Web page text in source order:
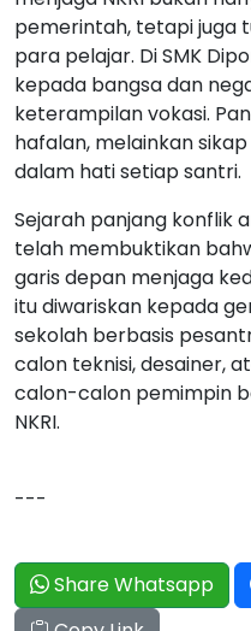
pemerintah, tetapi juga
para pelajar. Di SMK
kepada bangsa dan
keterampilan vokasi.
hafalan, melainkan
dalam hati setiap santri.
Sejarah panjang konflik
telah membuktikan
garis depan menjaga
itu diwariskan kepada
sekolah berbasis
calon teknisi, desainer,
calon-calon pemimpin
NKRI.
---
Share Whatsapp